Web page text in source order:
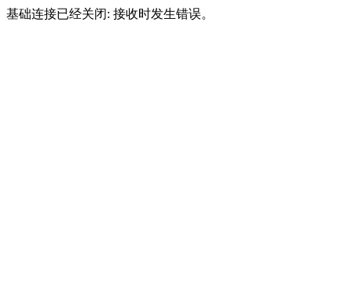
基础连接已经关闭: 接收时发生错误。